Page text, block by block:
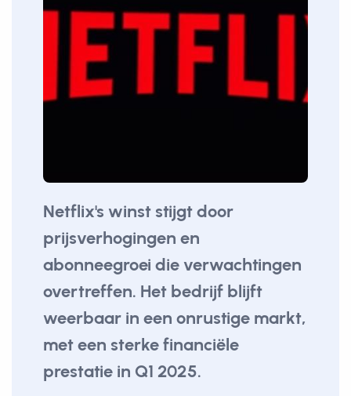
Netflix's winst stijgt door
prijsverhogingen en
abonneegroei die verwachtingen
overtreffen. Het bedrijf blijft
weerbaar in een onrustige markt,
met een sterke financiële
prestatie in Q1 2025.